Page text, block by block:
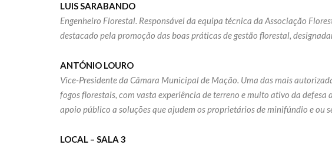
LUIS SARABANDO
Engenheiro Florestal. Responsável da equipa técnica da Associação
destacado pela promoção das boas práticas de gestão florestal,
ANTÓNIO LOURO
Vice-Presidente da Câmara Municipal de Mação. Uma das mais
fogos florestais, com vasta experiência de terreno e muito ativo da defesa
apoio público a soluções que ajudem os proprietários de minifúndio e ou
LOCAL – SALA 3